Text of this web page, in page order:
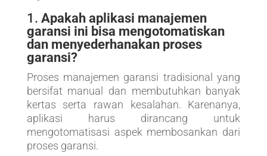
1. Apakah aplikasi manajemen
garansi ini bisa mengotomatiskan
dan menyederhanakan proses
garansi?
Proses manajemen garansi tradisional yang
bersifat manual dan membutuhkan banyak
kertas serta rawan kesalahan. Karenanya,
aplikasi harus dirancang untuk
mengotomatisasi aspek membosankan dari
proses garansi.